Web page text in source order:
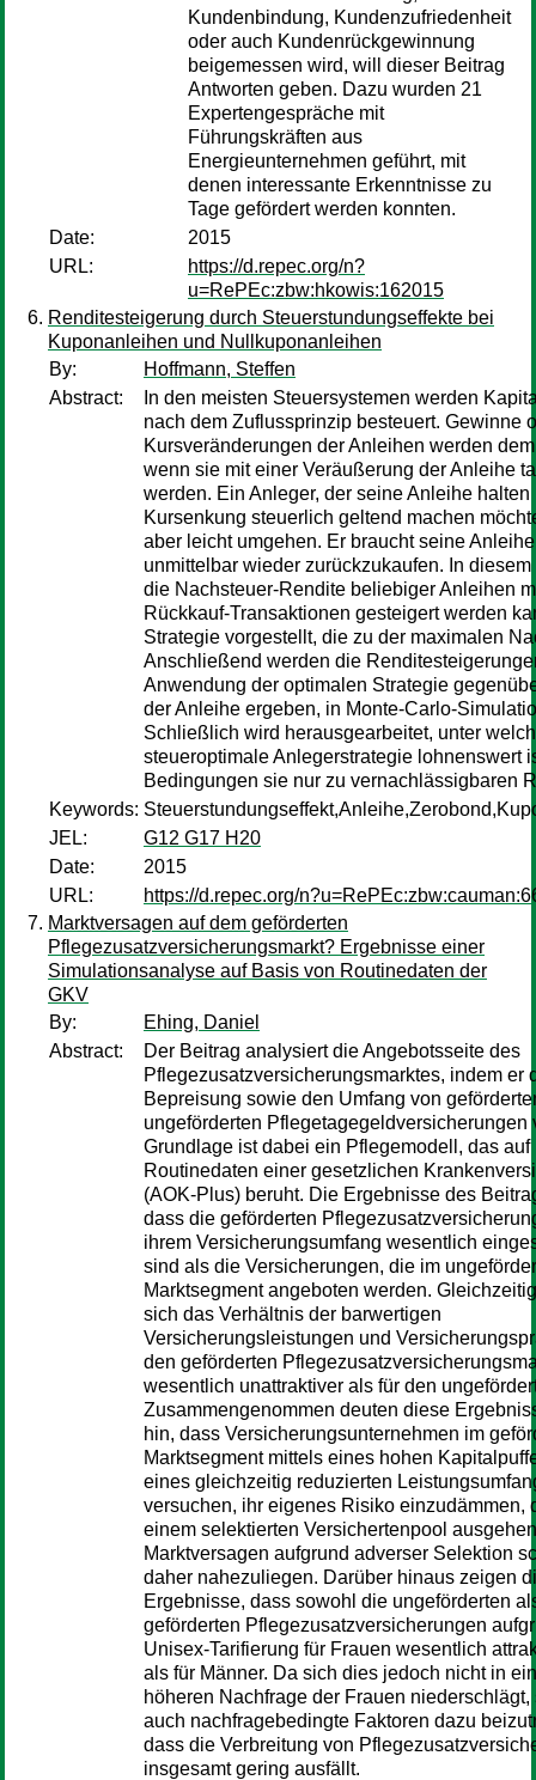
Kundenbindung, Kundenzufriedenheit
oder auch Kundenrückgewinnung
beigemessen wird, will dieser Beitrag
Antworten geben. Dazu wurden 21
Expertengespräche mit
Führungskräften aus
Energieunternehmen geführt, mit
denen interessante Erkenntnisse zu
Tage gefördert werden konnten.
Date:
2015
URL:
https://d.repec.org/n?
u=RePEc:zbw:hkowis:162015
Renditesteigerung durch Steuerstundungseffekte bei
Kuponanleihen und Nullkuponanleihen
By:
Hoffmann, Steffen
Abstract:
In den meisten Steuersystemen werden
nach dem Zuflussprinzip besteuert. Gewinne
Kursveränderungen der Anleihen werden
wenn sie mit einer Veräußerung der Anleihe
werden. Ein Anleger, der seine Anleihe
Kursenkung steuerlich geltend machen
aber leicht umgehen. Er braucht seine
unmittelbar wieder zurückzukaufen. In
die Nachsteuer-Rendite beliebiger Anleihen
Rückkauf-Transaktionen gesteigert werden
Strategie vorgestellt, die zu der maximalen
Anschließend werden die
Anwendung der optimalen Strategie
der Anleihe ergeben, in Monte-Carlo-
Schließlich wird herausgearbeitet, unter
steueroptimale Anlegerstrategie lohnenswert
Bedingungen sie nur zu vernachlässigbaren
Keywords:
JEL:
G12 G17 H20
Date:
2015
URL:
https://d.repec.org/
Marktversagen auf dem geförderten
Pflegezusatzversicherungsmarkt? Ergebnisse einer
Simulationsanalyse auf Basis von Routinedaten der
GKV
By:
Ehing, Daniel
Abstract:
Der Beitrag analysiert die Angebotsseite des
Pflegezusatzversicherungsmarktes, indem er
Bepreisung sowie den Umfang von
ungeförderten Pflegetagegeldversicherungen
Grundlage ist dabei ein Pflegemodell, das auf
Routinedaten einer gesetzlichen
(AOK-Plus) beruht. Die Ergebnisse des
dass die geförderten
ihrem Versicherungsumfang wesentlich
sind als die Versicherungen, die im
Marktsegment angeboten werden.
sich das Verhältnis der barwertigen
Versicherungsleistungen und
den geförderten
wesentlich unattraktiver als für den
Zusammengenommen deuten diese
hin, dass Versicherungsunternehmen im
Marktsegment mittels eines hohen
eines gleichzeitig reduzierten
versuchen, ihr eigenes Risiko einzudämmen,
einem selektierten Versichertenpool
Marktversagen aufgrund adverser Selektion
daher nahezuliegen. Darüber hinaus zeigen
Ergebnisse, dass sowohl die ungeförderten
geförderten Pflegezusatzversicherungen
Unisex-Tarifierung für Frauen wesentlich
als für Männer. Da sich dies jedoch nicht in
höheren Nachfrage der Frauen
auch nachfragebedingte Faktoren dazu
dass die Verbreitung von
insgesamt gering ausfällt.